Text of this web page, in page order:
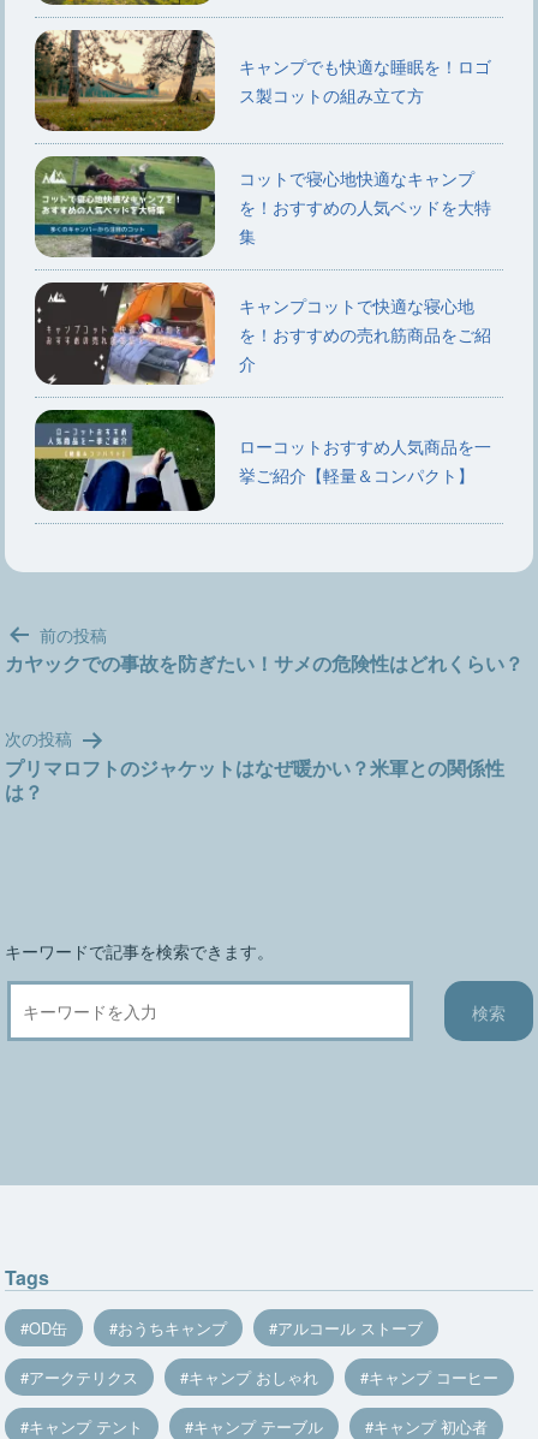
キャンプでも快適な睡眠を！ロゴ
ス製コットの組み立て方
コットで寝心地快適なキャンプ
を！おすすめの人気ベッドを大特
集
キャンプコットで快適な寝心地
を！おすすめの売れ筋商品をご紹
介
ローコットおすすめ人気商品を一
挙ご紹介【軽量＆コンパクト】
投
稿
ゲ
ー
シ
前の投稿
カヤックでの事故を防ぎたい！サメの危険性はどれくらい？
次の投稿
プリマロフトのジャケットはなぜ暖かい？米軍との関係性
は？
キーワードで記事を検索できます。
Tags
OD缶 おうちキャンプ アルコール ストーブ
アークテリクス キャンプ おしゃれ キャンプ コーヒー
キャンプ テント キャンプ テーブル キャンプ 初心者